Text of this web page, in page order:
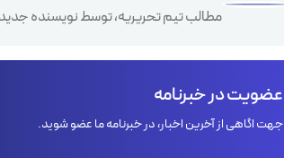
مطالب تیم تحریریه، توسط نویسنده
عضویت در خبرنامه
جهت اگاهی از آخرین اخبار، در خبرنامه ما عضو شوید.